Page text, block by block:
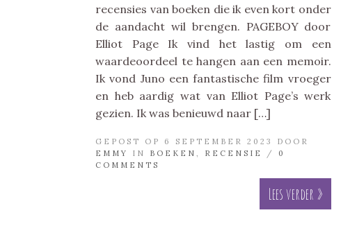
recensies van boeken die ik even kort onder
de aandacht wil brengen. PAGEBOY door
Elliot Page Ik vind het lastig om een
waardeoordeel te hangen aan een memoir.
Ik vond Juno een fantastische film vroeger
en heb aardig wat van Elliot Page’s werk
gezien. Ik was benieuwd naar […]
GEPOST OP 6 SEPTEMBER 2023 DOOR
EMMY
IN BOEKEN , RECENSIE / 0
COMMENTS
Lees verder »